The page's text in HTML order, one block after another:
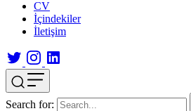
CV
İçindekiler
İletişim
Search for: